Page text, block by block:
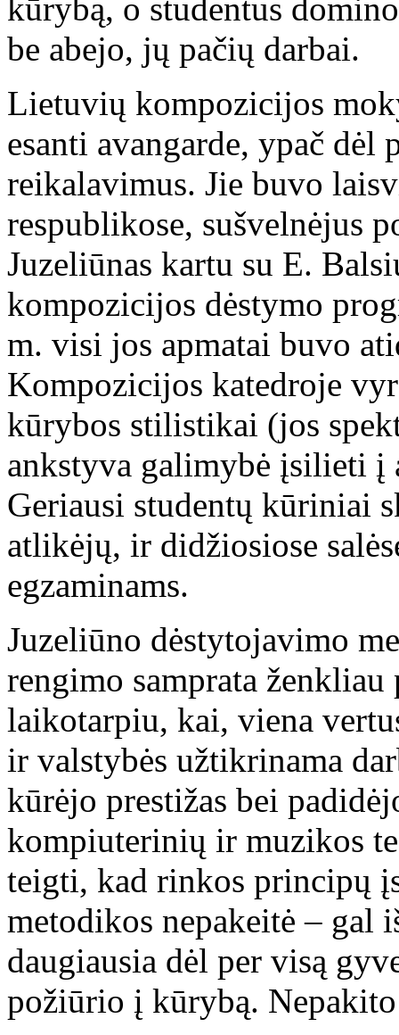
kūrybą, o studentus
be abejo, jų pačių darbai.
Lietuvių kompozicijos
esanti avangarde, ypač
reikalavimus. Jie buvo
respublikose, sušvelnėjus
Juzeliūnas kartu su E.
kompozicijos dėstymo
m. visi jos apmatai buvo
Kompozicijos katedroje
kūrybos stilistikai (jos
ankstyva galimybė įsilieti
Geriausi studentų kūriniai
atlikėjų, ir didžiosiose
egzaminams.
Juzeliūno dėstytojavimo
rengimo samprata
laikotarpiu, kai, viena
ir valstybės užtikrinama
kūrėjo prestižas bei
kompiuterinių ir muzikos
teigti, kad rinkos principų
metodikos nepakeitė – gal
daugiausia dėl per visą
požiūrio į kūrybą.